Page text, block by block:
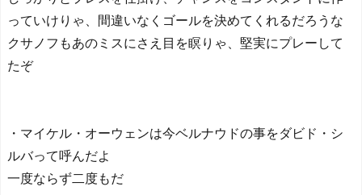
っていけりゃ、間違いなくゴールを決めてくれるだろうな
クサノフもあのミスにさえ目を瞑りゃ、堅実にプレーして
たぞ
・マイケル・オーウェンは今ベルナウドの事をダビド・シ
ルバって呼んだよ
一度ならず二度もだ